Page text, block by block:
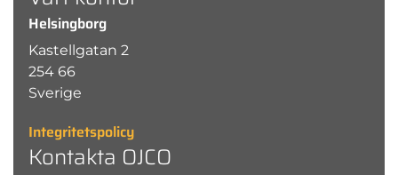
Helsingborg
Kastellgatan 2
254 66
Sverige
Integritetspolicy
Kontakta OJCO